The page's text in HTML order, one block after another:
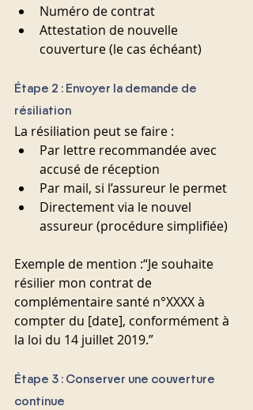
Numéro de contrat
Attestation de nouvelle
couverture (le cas échéant)
Étape 2 : Envoyer la demande de
résiliation
La résiliation peut se faire :
Par lettre recommandée avec
accusé de réception
Par mail, si l’assureur le permet
Directement via le nouvel
assureur (procédure simplifiée)
Exemple de mention :“Je souhaite
résilier mon contrat de
complémentaire santé n°XXXX à
compter du [date], conformément à
la loi du 14 juillet 2019.”
Étape 3 : Conserver une couverture
continue